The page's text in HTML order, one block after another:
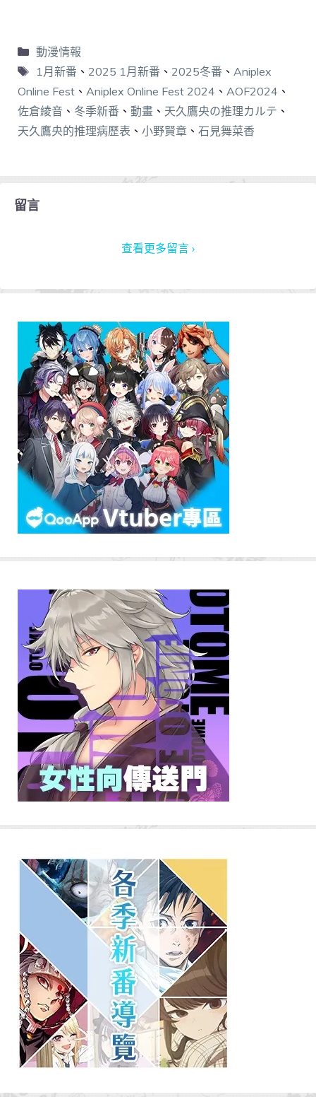
動漫情報
1月新番 、 2025 1月新番 、 2025冬番 、 Aniplex
Online Fest 、 Aniplex Online Fest 2024 、 AOF2024 、
佐倉綾音 、 冬季新番 、 動畫 、 天久鷹央の推理カルテ 、
天久鷹央的推理病歷表 、 小野賢章 、 石見舞菜香
留言
查看更多留言 ›